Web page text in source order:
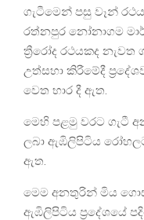
ගැටීමෙන් පසු වෑන්
රත්නපුර නෝනාගම
ත්‍රීරෝද රථයකද නැවත
උත්සහා කිරීමේදී
වෙත භාර දී ඇත.
මෙහි පළමු වරට ගැටී
ලබා ඇඹිලිපිටිය
ඇත.
මෙම අනතුරින් මිය
ඇඹිලිපිටිය ප්‍රදේශයේ